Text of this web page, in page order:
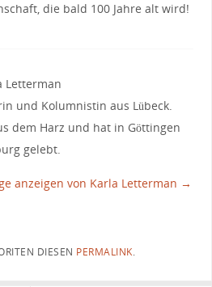
die bald 100 Jahre alt wird!
Letterman
und Kolumnistin aus Lübeck.
dem Harz und hat in Göttingen
gelebt.
anzeigen von Karla Letterman →
DIESEN PERMALINK.